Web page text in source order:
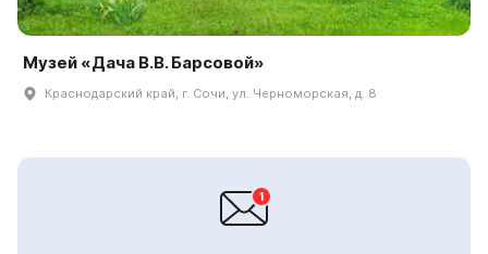
Музей «Дача В.В. Барсовой»
Краснодарский край, г. Сочи, ул. Черноморская, д. 8